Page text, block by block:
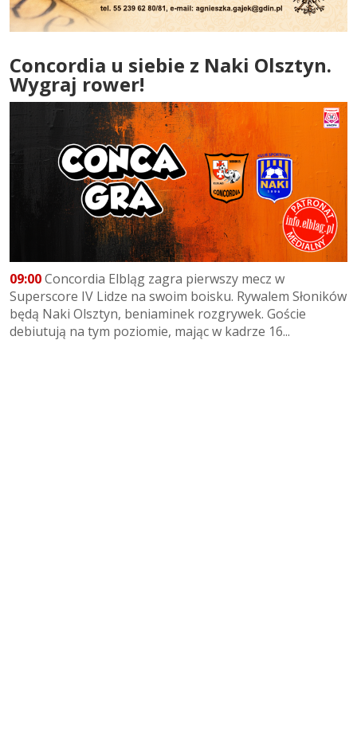
Concordia u siebie z Naki Olsztyn.
Wygraj rower!
09:00Concordia Elbląg zagra pierwszy mecz w
Superscore IV Lidze na swoim boisku. Rywalem Słoników
będą Naki Olsztyn, beniaminek rozgrywek. Goście
debiutują na tym poziomie, mając w kadrze 16...